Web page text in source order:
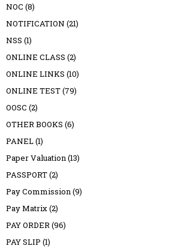
NOC (8)
NOTIFICATION (21)
NSS (1)
ONLINE CLASS (2)
ONLINE LINKS (10)
ONLINE TEST(79)
OOSC (2)
OTHER BOOKS (6)
PANEL(1)
Paper Valuation(13)
PASSPORT(2)
Pay Commission(9)
Pay Matrix(2)
PAY ORDER(96)
PAY SLIP (1)